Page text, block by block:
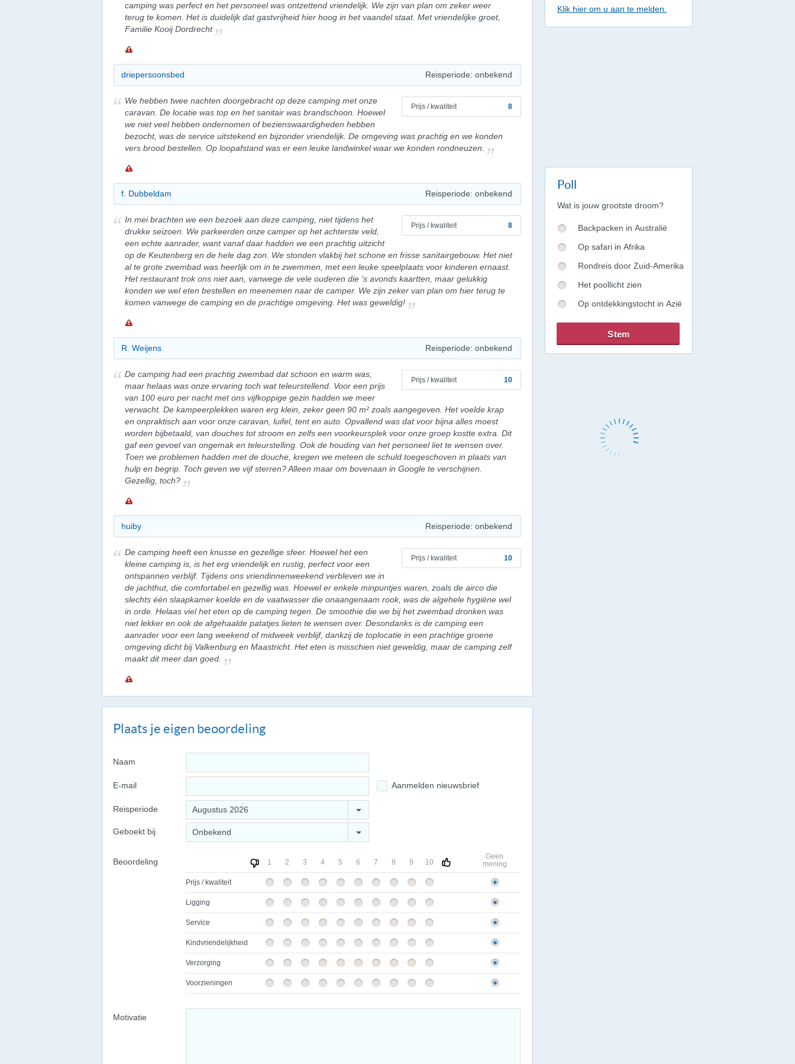
camping was perfect en het personeel was ontzettend vriendelijk. We zijn van plan om zeker weer
terug te komen. Het is duidelijk dat gastvrijheid hier hoog in het vaandel staat. Met vriendelijke groet,
Familie Kooij Dordrecht
driepersoonsbed Reisperiode: onbekend
Prijs / kwaliteit 8
We hebben twee nachten doorgebracht op deze camping met onze
caravan. De locatie was top en het sanitair was brandschoon. Hoewel
we niet veel hebben ondernomen of bezienswaardigheden hebben
bezocht, was de service uitstekend en bijzonder vriendelijk. De omgeving was prachtig en we konden
vers brood bestellen. Op loopafstand was er een leuke landwinkel waar we konden rondneuzen.
f. Dubbeldam Reisperiode: onbekend
Prijs / kwaliteit 8
In mei brachten we een bezoek aan deze camping, niet tijdens het
drukke seizoen. We parkeerden onze camper op het achterste veld,
een echte aanrader, want vanaf daar hadden we een prachtig uitzicht
op de Keutenberg en de hele dag zon. We stonden vlakbij het schone en frisse sanitairgebouw. Het niet
al te grote zwembad was heerlijk om in te zwemmen, met een leuke speelplaats voor kinderen ernaast.
Het restaurant trok ons niet aan, vanwege de vele ouderen die 's avonds kaartten, maar gelukkig
konden we wel eten bestellen en meenemen naar de camper. We zijn zeker van plan om hier terug te
komen vanwege de camping en de prachtige omgeving. Het was geweldig!
R. Weijens Reisperiode: onbekend
Prijs / kwaliteit 10
De camping had een prachtig zwembad dat schoon en warm was,
maar helaas was onze ervaring toch wat teleurstellend. Voor een prijs
van 100 euro per nacht met ons vijfkoppige gezin hadden we meer
verwacht. De kampeerplekken waren erg klein, zeker geen 90 m² zoals aangegeven. Het voelde krap
en onpraktisch aan voor onze caravan, luifel, tent en auto. Opvallend was dat voor bijna alles moest
worden bijbetaald, van douches tot stroom en zelfs een voorkeursplek voor onze groep kostte extra. Dit
gaf een gevoel van ongemak en teleurstelling. Ook de houding van het personeel liet te wensen over.
Toen we problemen hadden met de douche, kregen we meteen de schuld toegeschoven in plaats van
hulp en begrip. Toch geven we vijf sterren? Alleen maar om bovenaan in Google te verschijnen.
Gezellig, toch?
huiby Reisperiode: onbekend
Prijs / kwaliteit 10
De camping heeft een knusse en gezellige sfeer. Hoewel het een
kleine camping is, is het erg vriendelijk en rustig, perfect voor een
ontspannen verblijf. Tijdens ons vriendinnenweekend verbleven we in
de jachthut, die comfortabel en gezellig was. Hoewel er enkele minpuntjes waren, zoals de airco die
slechts één slaapkamer koelde en de vaatwasser die onaangenaam rook, was de algehele hygiëne wel
in orde. Helaas viel het eten op de camping tegen. De smoothie die we bij het zwembad dronken was
niet lekker en ook de afgehaalde patatjes lieten te wensen over. Desondanks is de camping een
aanrader voor een lang weekend of midweek verblijf, dankzij de toplocatie in een prachtige groene
omgeving dicht bij Valkenburg en Maastricht. Het eten is misschien niet geweldig, maar de camping zelf
maakt dit meer dan goed.
Plaats je eigen beoordeling
Naam
E-mail Aanmelden nieuwsbrief
Reisperiode Augustus 2026
Geboekt bij Onbekend
Beoordeling 1 2 3 4 5 6 7 8 9 10
Geen
mening
Prijs / kwaliteit
Ligging
Service
Kindvriendelijkheid
Verzorging
Voorzieningen
Motivatie
Klik hier om u aan te melden.
Poll
Wat is jouw grootste droom?
Backpacken in Australië
Op safari in Afrika
Rondreis door Zuid-Amerika
Het poollicht zien
Op ontdekkingstocht in Azië